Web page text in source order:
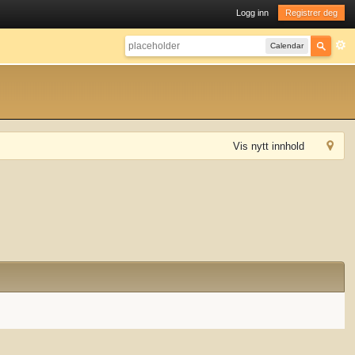
Logg inn Registrer deg
Calendar
Vis nytt innhold